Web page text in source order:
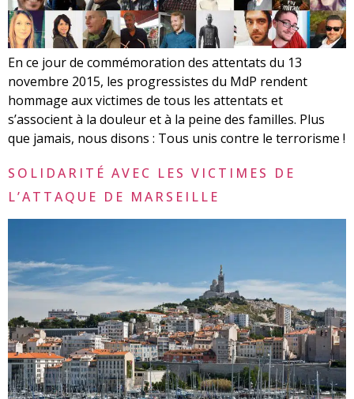
En ce jour de commémoration des attentats du 13
novembre 2015, les progressistes du MdP rendent
hommage aux victimes de tous les attentats et
s’associent à la douleur et à la peine des familles. Plus
que jamais, nous disons : Tous unis contre le terrorisme !
SOLIDARITÉ AVEC LES VICTIMES DE
L’ATTAQUE DE MARSEILLE